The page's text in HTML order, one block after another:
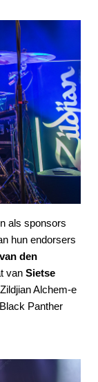
als sponsors
hun endorsers
den
van Sietse
Alchem-e
Panther